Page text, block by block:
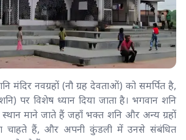
मंदिर नवग्रहों (नौ ग्रह देवताओं) को समर्पित है,
पर विशेष ध्यान दिया जाता है। भगवान शनि
स्थान माने जाते हैं जहाँ भक्त शनि और अन्य ग्रहों
चाहते हैं, और अपनी कुंडली में उनसे संबंधित